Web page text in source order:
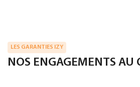
LES GARANTIES IZY
NOS ENGAGEMENTS AU